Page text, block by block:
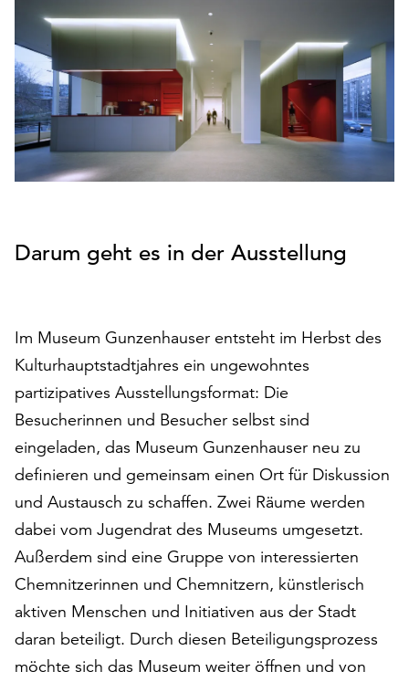
den
Betrieb
der
Seite
notwendig
sind
(funktionale
Cookies),
sowie
lediglich
zu
genutzt
Klicken
Sie
auf
„Alle
akzeptieren“,
alle
Cookies
zu
akzeptieren.
Sie
können
Ihr
Einverständnis
Darum geht es in der Ausstellung
Im Museum Gunzenhauser entsteht im Herbst des
Kulturhauptstadtjahres ein ungewohntes
partizipatives Ausstellungsformat: Die
Besucherinnen und Besucher selbst sind
eingeladen, das Museum Gunzenhauser neu zu
definieren und gemeinsam einen Ort für Diskussion
und Austausch zu schaffen. Zwei Räume werden
dabei vom Jugendrat des Museums umgesetzt.
Außerdem sind eine Gruppe von interessierten
Chemnitzerinnen und Chemnitzern, künstlerisch
aktiven Menschen und Initiativen aus der Stadt
daran beteiligt. Durch diesen Beteiligungsprozess
möchte sich das Museum weiter öffnen und von